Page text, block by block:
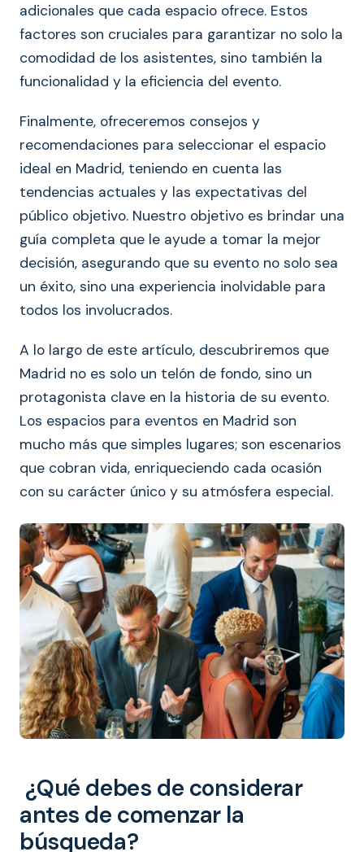
adicionales que cada espacio ofrece. Estos
factores son cruciales para garantizar no solo la
comodidad de los asistentes, sino también la
funcionalidad y la eficiencia del evento.
Finalmente, ofreceremos consejos y
recomendaciones para seleccionar el espacio
ideal en Madrid, teniendo en cuenta las
tendencias actuales y las expectativas del
público objetivo. Nuestro objetivo es brindar una
guía completa que le ayude a tomar la mejor
decisión, asegurando que su evento no solo sea
un éxito, sino una experiencia inolvidable para
todos los involucrados.
A lo largo de este artículo, descubriremos que
Madrid no es solo un telón de fondo, sino un
protagonista clave en la historia de su evento.
Los espacios para eventos en Madrid son
mucho más que simples lugares; son escenarios
que cobran vida, enriqueciendo cada ocasión
con su carácter único y su atmósfera especial.
¿Qué debes de considerar
antes de comenzar la
búsqueda?